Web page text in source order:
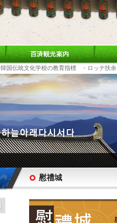
韓国伝統文化学校の教育指標 ロッテ扶
慰禮城